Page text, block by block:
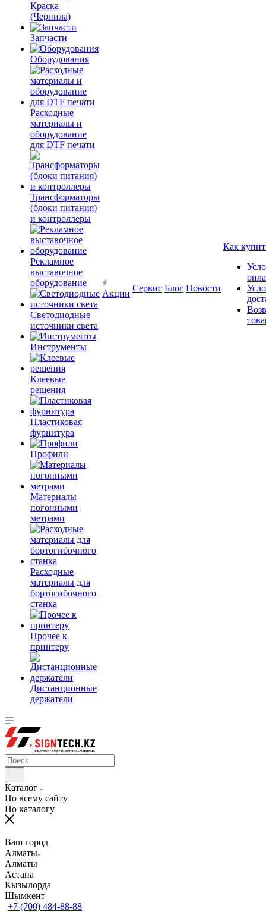
Краска
(Чернила)
Запчасти
Оборудования
Расходные
материалы и
оборудование
для DTF печати
Трансформаторы
(блоки питания)
и контроллеры
Рекламное
выставочное
оборудование
Светодиодные
источники света
Инструменты
Клеевые
решения
Пластиковая
фурнитура
Профили
Материалы
погонными
метрами
Расходные
материалы для
бортогибочного
станка
Прочее к
принтеру
Дистанционные
держатели
Акции
Сервис Блог Новости
Как
Каталог
По всему сайту
По каталогу
Ваш город
Алматы
Алматы
Астана
Кызылорда
Шымкент
+7 (700) 484-88-88